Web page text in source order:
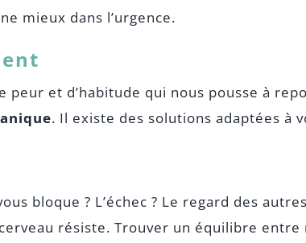
mieux dans l’urgence.
peur et d’habitude qui nous pousse à
. Il existe des solutions adaptées à
bloque ? L’échec ? Le regard des
résiste. Trouver un équilibre